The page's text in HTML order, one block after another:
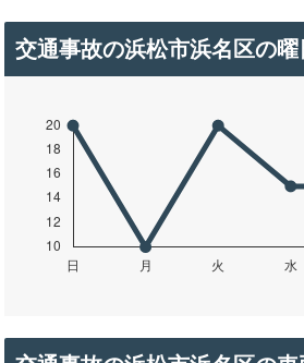
交通事故の浜松市浜名区の